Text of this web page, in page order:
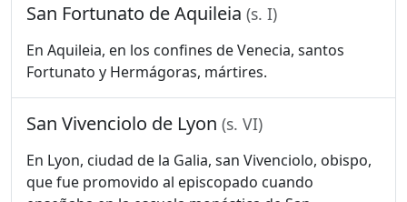
San Fortunato de Aquileia (s. I)
En Aquileia, en los confines de Venecia, santos
Fortunato y Hermágoras, mártires.
San Vivenciolo de Lyon (s. VI)
En Lyon, ciudad de la Galia, san Vivenciolo, obispo,
que fue promovido al episcopado cuando